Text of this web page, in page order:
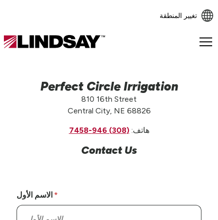
تغيير المنطقة
Lindsay.
Perfect Circle Irrigation
810 16th Street
Central City, NE 68826
هاتف:(308) 946-7458
Contact Us
الاسم الأول